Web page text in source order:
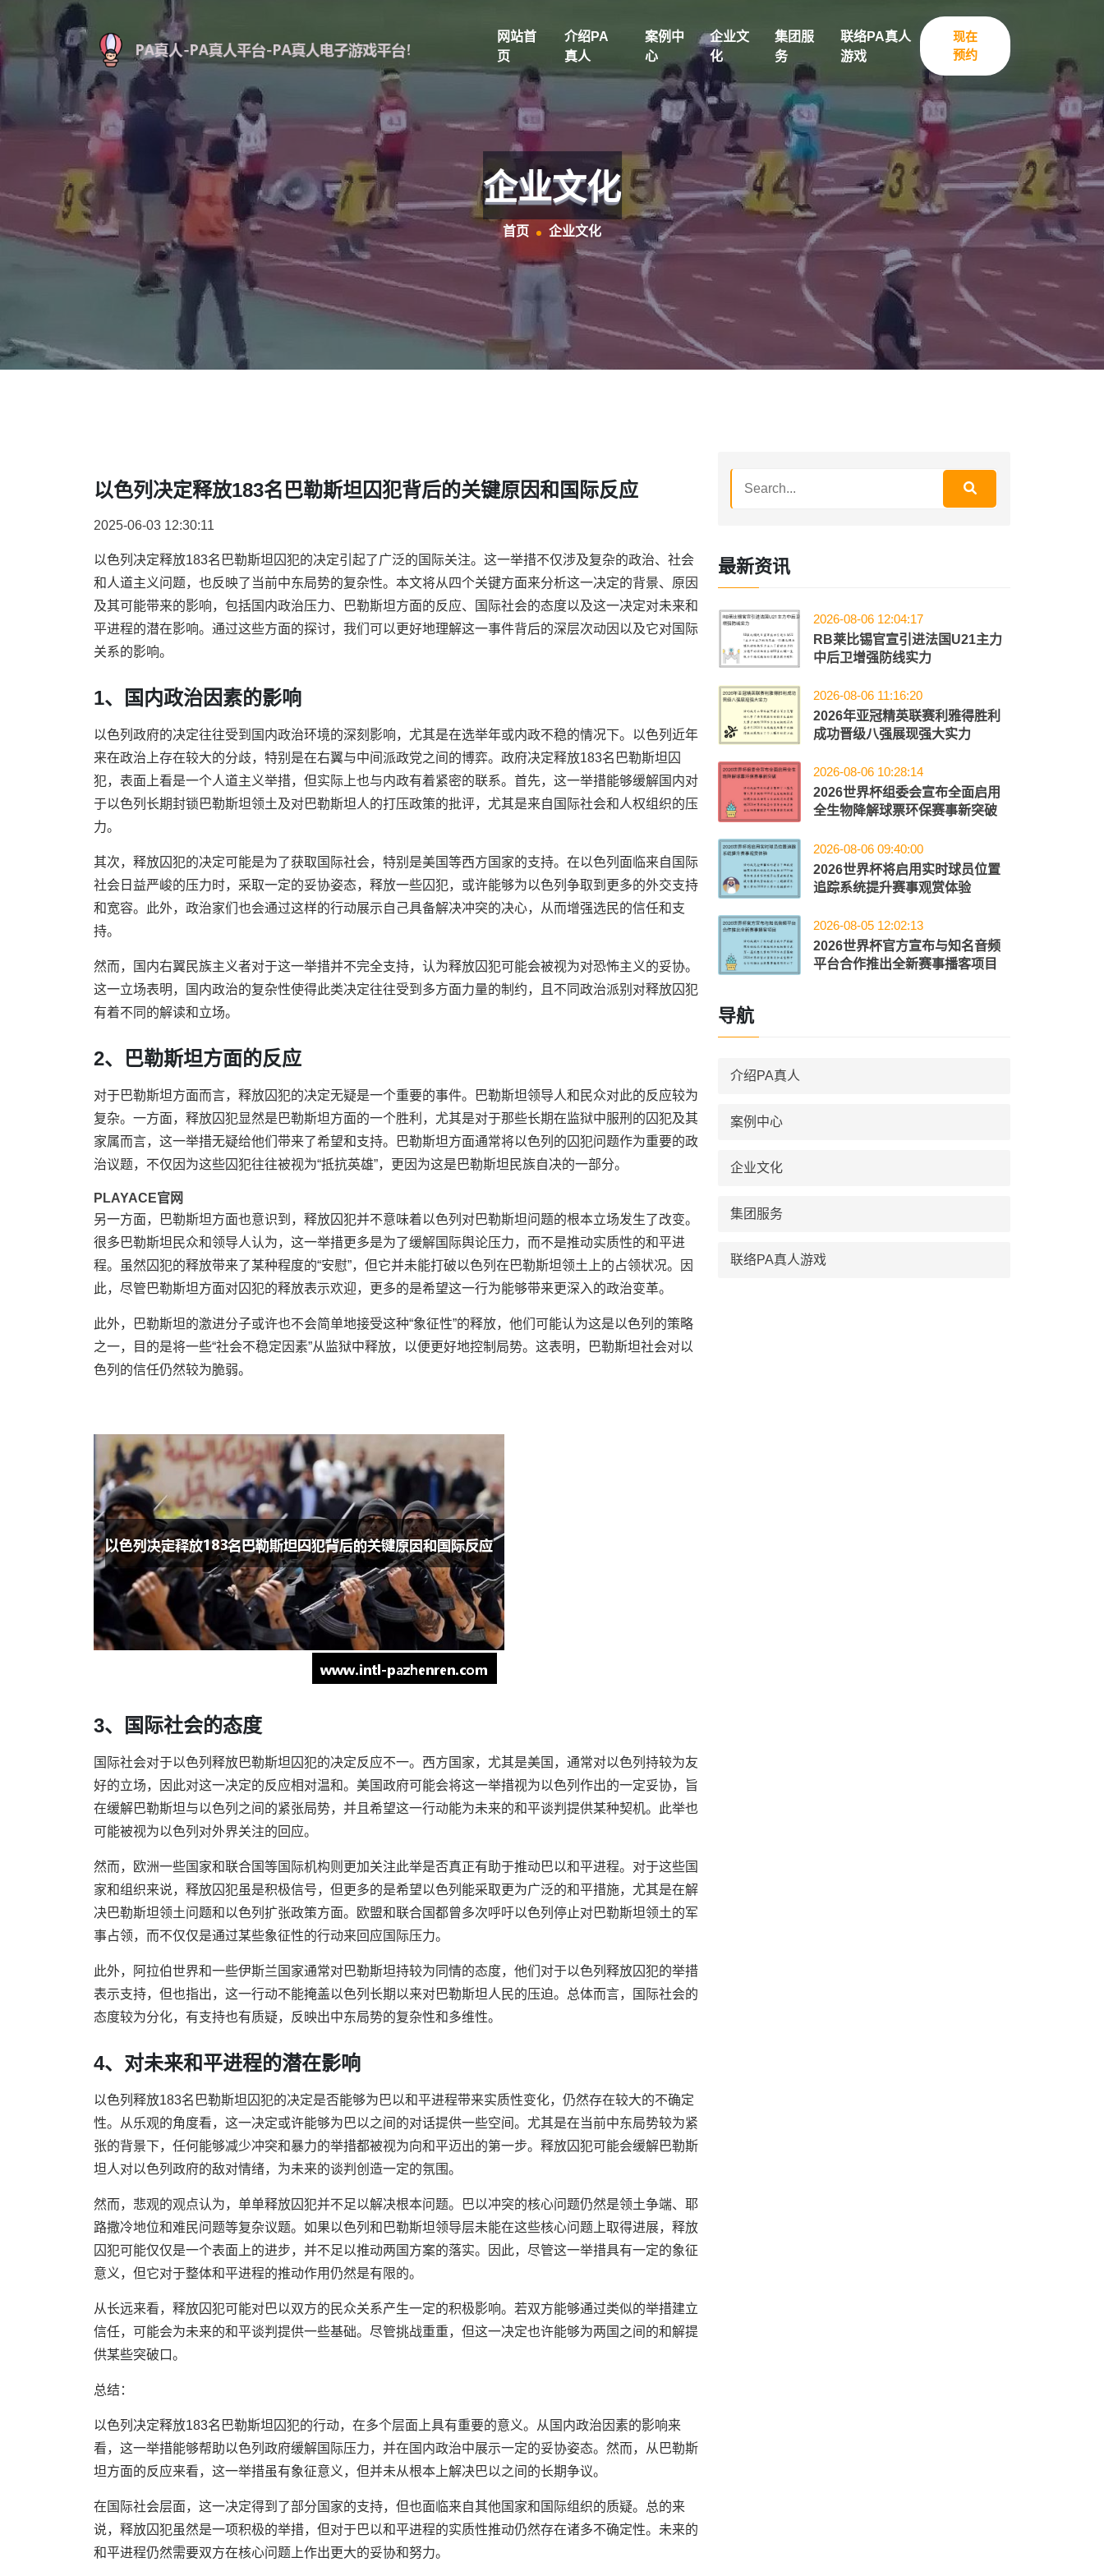
网站首
页
介绍PA
真人
案例中
心
企业文
化
集团服
务
联络PA真人
游戏
现在
预约
企业文化
首页 企业文化
以色列决定释放183名巴勒斯坦囚犯背后的关键原因和国际反应
2025-06-03 12:30:11
以色列决定释放183名巴勒斯坦囚犯的决定引起了广泛的国际关注。这一举措不仅涉及复杂的政治、社会
和人道主义问题，也反映了当前中东局势的复杂性。本文将从四个关键方面来分析这一决定的背景、原因
及其可能带来的影响，包括国内政治压力、巴勒斯坦方面的反应、国际社会的态度以及这一决定对未来和
平进程的潜在影响。通过这些方面的探讨，我们可以更好地理解这一事件背后的深层次动因以及它对国际
关系的影响。
1、国内政治因素的影响
以色列政府的决定往往受到国内政治环境的深刻影响，尤其是在选举年或内政不稳的情况下。以色列近年
来在政治上存在较大的分歧，特别是在右翼与中间派政党之间的博弈。政府决定释放183名巴勒斯坦囚
犯，表面上看是一个人道主义举措，但实际上也与内政有着紧密的联系。首先，这一举措能够缓解国内对
于以色列长期封锁巴勒斯坦领土及对巴勒斯坦人的打压政策的批评，尤其是来自国际社会和人权组织的压
力。
其次，释放囚犯的决定可能是为了获取国际社会，特别是美国等西方国家的支持。在以色列面临来自国际
社会日益严峻的压力时，采取一定的妥协姿态，释放一些囚犯，或许能够为以色列争取到更多的外交支持
和宽容。此外，政治家们也会通过这样的行动展示自己具备解决冲突的决心，从而增强选民的信任和支
持。
然而，国内右翼民族主义者对于这一举措并不完全支持，认为释放囚犯可能会被视为对恐怖主义的妥协。
这一立场表明，国内政治的复杂性使得此类决定往往受到多方面力量的制约，且不同政治派别对释放囚犯
有着不同的解读和立场。
2、巴勒斯坦方面的反应
对于巴勒斯坦方面而言，释放囚犯的决定无疑是一个重要的事件。巴勒斯坦领导人和民众对此的反应较为
复杂。一方面，释放囚犯显然是巴勒斯坦方面的一个胜利，尤其是对于那些长期在监狱中服刑的囚犯及其
家属而言，这一举措无疑给他们带来了希望和支持。巴勒斯坦方面通常将以色列的囚犯问题作为重要的政
治议题，不仅因为这些囚犯往往被视为“抵抗英雄”，更因为这是巴勒斯坦民族自决的一部分。
PLAYACE官网
另一方面，巴勒斯坦方面也意识到，释放囚犯并不意味着以色列对巴勒斯坦问题的根本立场发生了改变。
很多巴勒斯坦民众和领导人认为，这一举措更多是为了缓解国际舆论压力，而不是推动实质性的和平进
程。虽然囚犯的释放带来了某种程度的“安慰”，但它并未能打破以色列在巴勒斯坦领土上的占领状况。因
此，尽管巴勒斯坦方面对囚犯的释放表示欢迎，更多的是希望这一行为能够带来更深入的政治变革。
此外，巴勒斯坦的激进分子或许也不会简单地接受这种“象征性”的释放，他们可能认为这是以色列的策略
之一，目的是将一些“社会不稳定因素”从监狱中释放，以便更好地控制局势。这表明，巴勒斯坦社会对以
色列的信任仍然较为脆弱。
3、国际社会的态度
国际社会对于以色列释放巴勒斯坦囚犯的决定反应不一。西方国家，尤其是美国，通常对以色列持较为友
好的立场，因此对这一决定的反应相对温和。美国政府可能会将这一举措视为以色列作出的一定妥协，旨
在缓解巴勒斯坦与以色列之间的紧张局势，并且希望这一行动能为未来的和平谈判提供某种契机。此举也
可能被视为以色列对外界关注的回应。
然而，欧洲一些国家和联合国等国际机构则更加关注此举是否真正有助于推动巴以和平进程。对于这些国
家和组织来说，释放囚犯虽是积极信号，但更多的是希望以色列能采取更为广泛的和平措施，尤其是在解
决巴勒斯坦领土问题和以色列扩张政策方面。欧盟和联合国都曾多次呼吁以色列停止对巴勒斯坦领土的军
事占领，而不仅仅是通过某些象征性的行动来回应国际压力。
此外，阿拉伯世界和一些伊斯兰国家通常对巴勒斯坦持较为同情的态度，他们对于以色列释放囚犯的举措
表示支持，但也指出，这一行动不能掩盖以色列长期以来对巴勒斯坦人民的压迫。总体而言，国际社会的
态度较为分化，有支持也有质疑，反映出中东局势的复杂性和多维性。
4、对未来和平进程的潜在影响
以色列释放183名巴勒斯坦囚犯的决定是否能够为巴以和平进程带来实质性变化，仍然存在较大的不确定
性。从乐观的角度看，这一决定或许能够为巴以之间的对话提供一些空间。尤其是在当前中东局势较为紧
张的背景下，任何能够减少冲突和暴力的举措都被视为向和平迈出的第一步。释放囚犯可能会缓解巴勒斯
坦人对以色列政府的敌对情绪，为未来的谈判创造一定的氛围。
然而，悲观的观点认为，单单释放囚犯并不足以解决根本问题。巴以冲突的核心问题仍然是领土争端、耶
路撒冷地位和难民问题等复杂议题。如果以色列和巴勒斯坦领导层未能在这些核心问题上取得进展，释放
囚犯可能仅仅是一个表面上的进步，并不足以推动两国方案的落实。因此，尽管这一举措具有一定的象征
意义，但它对于整体和平进程的推动作用仍然是有限的。
从长远来看，释放囚犯可能对巴以双方的民众关系产生一定的积极影响。若双方能够通过类似的举措建立
信任，可能会为未来的和平谈判提供一些基础。尽管挑战重重，但这一决定也许能够为两国之间的和解提
供某些突破口。
总结：
以色列决定释放183名巴勒斯坦囚犯的行动，在多个层面上具有重要的意义。从国内政治因素的影响来
看，这一举措能够帮助以色列政府缓解国际压力，并在国内政治中展示一定的妥协姿态。然而，从巴勒斯
坦方面的反应来看，这一举措虽有象征意义，但并未从根本上解决巴以之间的长期争议。
在国际社会层面，这一决定得到了部分国家的支持，但也面临来自其他国家和国际组织的质疑。总的来
说，释放囚犯虽然是一项积极的举措，但对于巴以和平进程的实质性推动仍然存在诸多不确定性。未来的
和平进程仍然需要双方在核心问题上作出更大的妥协和努力。
最新资讯
2026-08-06 12:04:17
RB莱比锡官宣引进法国U21主力
中后卫增强防线实力
2026-08-06 11:16:20
2026年亚冠精英联赛利雅得胜利
成功晋级八强展现强大实力
2026-08-06 10:28:14
2026世界杯组委会宣布全面启用
全生物降解球票环保赛事新突破
2026-08-06 09:40:00
2026世界杯将启用实时球员位置
追踪系统提升赛事观赏体验
2026-08-05 12:02:13
2026世界杯官方宣布与知名音频
平台合作推出全新赛事播客项目
导航
介绍PA真人
案例中心
企业文化
集团服务
联络PA真人游戏